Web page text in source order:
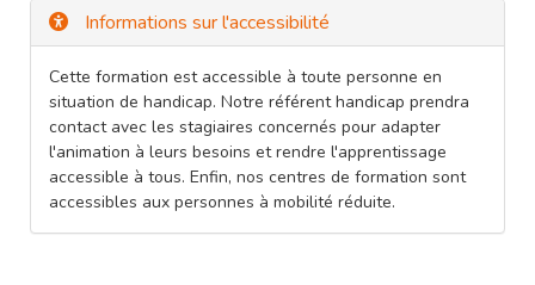
Informations sur l'accessibilité
Cette formation est accessible à toute personne en
situation de handicap. Notre référent handicap prendra
contact avec les stagiaires concernés pour adapter
l'animation à leurs besoins et rendre l'apprentissage
accessible à tous. Enfin, nos centres de formation sont
accessibles aux personnes à mobilité réduite.